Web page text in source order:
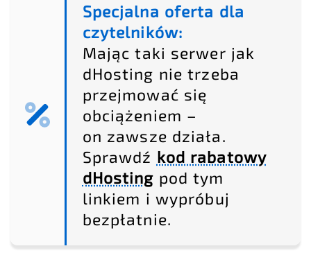
Specjalna oferta dla
czytelników:
Mając taki serwer jak
dHosting nie trzeba
przejmować się
obciążeniem –
on zawsze działa.
Sprawdź kod rabatowy
dHosting pod tym
linkiem i wypróbuj
bezpłatnie.